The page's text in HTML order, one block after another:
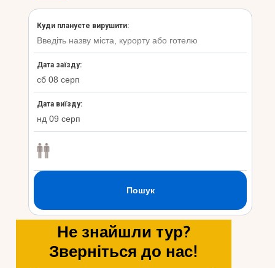
Не знайшли тур?
Зверніться до нас!